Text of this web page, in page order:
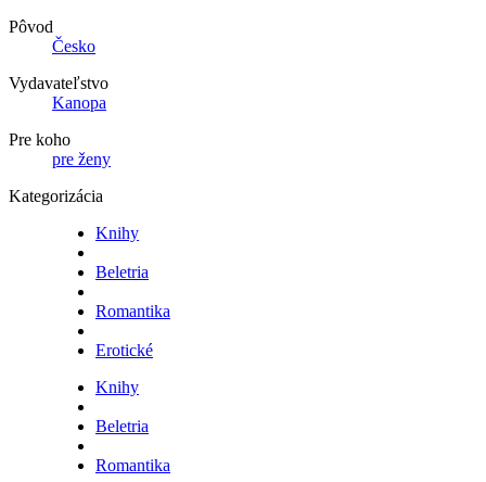
Pôvod
Česko
Vydavateľstvo
Kanopa
Pre koho
pre ženy
Kategorizácia
Knihy
Beletria
Romantika
Erotické
Knihy
Beletria
Romantika